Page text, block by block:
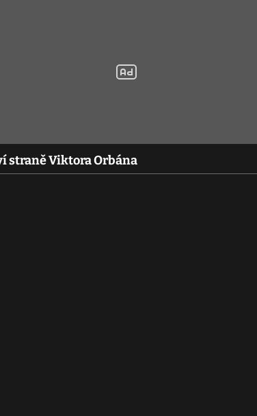
straně Viktora Orbána